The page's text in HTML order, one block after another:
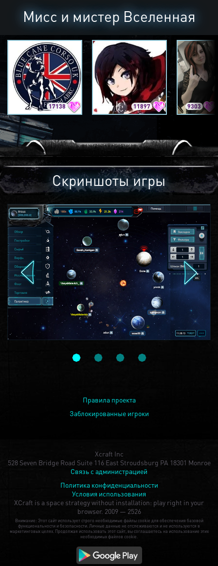
Мисс и мистер Вселенная
17138 11897 9303
Скриншоты игры
Правила проекта
Заблокированные игроки
Xcraft Inc
528 Seven Bridge Road Suite 116 East Stroudsburg PA 18301 Monroe
Связь с администрацией
Политика конфиденциальности
Условия использования
XCraft is a space strategy without installation: play right in your
browser. 2009 — 2526
Внимание: Этот сайт использует строго необходимые файлы cookie для обеспечения базовой
функциональности и безопасности. Личные данные не отслеживаются и не используются в
маркетинговых целях. Продолжая использовать этот сайт, вы соглашаетесь на использование этих
необходимых файлов cookie.